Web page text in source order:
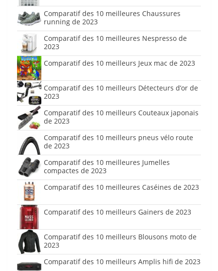
Comparatif des 10 meilleures Chaussures
running de 2023
Comparatif des 10 meilleures Nespresso de
2023
Comparatif des 10 meilleurs Jeux mac de 2023
Comparatif des 10 meilleurs Détecteurs d’or de
2023
Comparatif des 10 meilleurs Couteaux japonais
de 2023
Comparatif des 10 meilleurs pneus vélo route
de 2023
Comparatif des 10 meilleures Jumelles
compactes de 2023
Comparatif des 10 meilleures Caséines de 2023
Comparatif des 10 meilleurs Gainers de 2023
Comparatif des 10 meilleurs Blousons moto de
2023
Comparatif des 10 meilleurs Amplis hifi de 2023